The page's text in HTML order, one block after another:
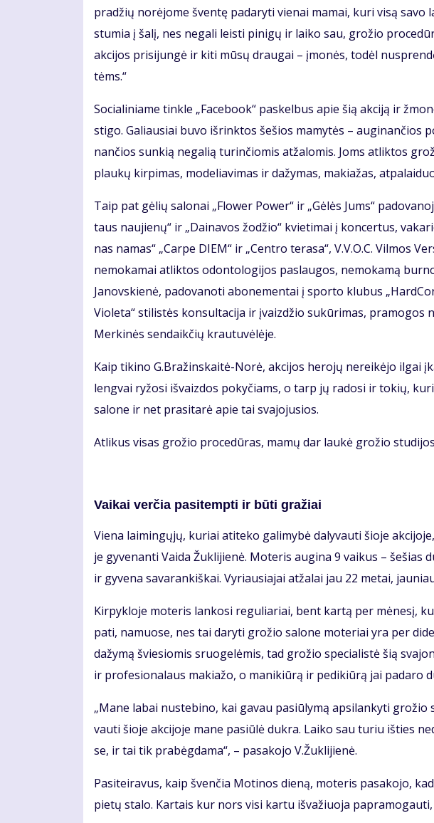
pra­džių no­rė­jo­me šven­tę pa­da­ry­ti vie­nai ma­mai, ku­ri vi­są sa­vo
stu­mia į ša­lį, nes ne­ga­li leis­ti pi­ni­gų ir lai­ko sau, gro­žio
ak­ci­jos pri­si­jun­gė ir ki­ti mū­sų drau­gai – įmo­nės, to­dėl
tėms.“
So­cia­li­nia­me tin­kle „Fa­ce­bo­ok“ pa­skel­bus apie šią ak­ci­ją ir
sti­go. Ga­liau­siai bu­vo iš­rink­tos še­šios ma­my­tės – au­gi­nan­čios
nan­čios sun­kią ne­ga­lią tu­rin­čio­mis at­ža­lo­mis. Joms at­lik­tos
plau­kų kir­pi­mas, mo­de­lia­vi­mas ir da­žy­mas, ma­kia­žas,
Taip pat gė­lių sa­lo­nai „Flo­wer Po­wer“ ir „Gė­lės Jums“
taus nau­jie­nų“ ir „Dai­na­vos žo­džio“ kvie­ti­mai į kon­cer­tus,
nas na­mas“ „Car­pe DIEM“ ir „Cen­tro te­ra­sa“, V.V.O.C. Vil­mos
ne­mo­ka­mai at­lik­tos odon­to­lo­gi­jos pa­slau­gos, ne­mo­ka­mą
Ja­nov­skie­nė, pa­do­va­no­ti abo­ne­men­tai į spor­to klu­bus
Vio­le­ta“ sti­lis­tės kon­sul­ta­ci­ja ir įvaiz­džio su­kū­ri­mas, pra­mo­gos
Mer­ki­nės sen­daik­čių krau­tu­vė­lė­je.
Kaip ti­ki­no G.Bra­žins­kai­tė-No­rė, ak­ci­jos he­ro­jų ne­rei­kė­jo il­gai
leng­vai ry­žo­si iš­vaiz­dos po­ky­čiams, o tarp jų ra­do­si ir to­kių,
sa­lo­ne ir net pra­si­ta­rė apie tai sva­jo­ju­sios.
At­li­kus vi­sas gro­žio pro­ce­dū­ras, ma­mų dar lau­kė gro­žio
Vai­kai ver­čia pa­si­temp­ti ir bū­ti gra­žiai
Vie­na lai­min­gų­jų, ku­riai ati­te­ko ga­li­my­bė da­ly­vau­ti šio­je
je gy­ve­nan­ti Vai­da Žuk­li­jie­nė. Mo­te­ris au­gi­na 9 vai­kus – še­šias
ir gy­ve­na sa­va­ran­kiš­kai. Vy­riau­sia­jai at­ža­lai jau 22 me­tai,
Kir­pyk­lo­je mo­te­ris lan­ko­si re­gu­lia­riai, bent kar­tą per mė­ne­sį,
pa­ti, na­muo­se, nes tai da­ry­ti gro­žio sa­lo­ne mo­te­riai yra per
da­žy­mą švie­sio­mis sruo­ge­lė­mis, tad gro­žio spe­cia­lis­tė šią
ir pro­fe­sio­na­laus ma­kia­žo, o ma­ni­kiū­rą ir pe­di­kiū­rą jai pa­da­ro
„Ma­ne la­bai nu­ste­bi­no, kai ga­vau pa­siū­ly­mą ap­si­lan­ky­ti
vau­ti šio­je ak­ci­jo­je ma­ne pa­siū­lė duk­ra. Lai­ko sau tu­riu iš­ties
se, ir tai tik pra­bėg­da­ma“, – pa­sa­ko­jo V.Žuk­li­jie­nė.
Pa­si­tei­ra­vus, kaip šven­čia Mo­ti­nos die­ną, mo­te­ris pa­sa­ko­jo,
pie­tų sta­lo. Kar­tais kur nors vi­si kar­tu iš­va­žiuo­ja